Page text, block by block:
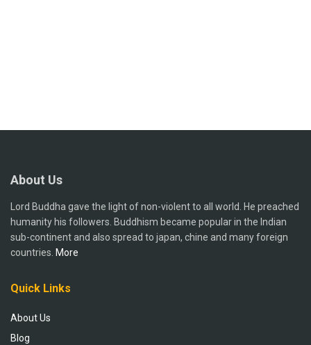
About Us
Lord Buddha gave the light of non-violent to all world. He preached
humanity his followers. Buddhism became popular in the Indian
sub-continent and also spread to japan, chine and many foreign
countries. More
Quick Links
About Us
Blog